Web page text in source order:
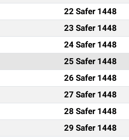
22 Safer 1448
23 Safer 1448
24 Safer 1448
25 Safer 1448
26 Safer 1448
27 Safer 1448
28 Safer 1448
29 Safer 1448